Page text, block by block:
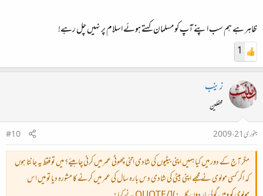
ظاہر ہے ہم سب اپنے آپ کو مسلمان کہتے ہوئے اسلام پر نہیں چل رہے!
1
زینب
محفلین
جنوری 21، 2009
#10
مگر آج کے دور میں کیا ہمیں اپنی بیٹیوں کی شادی اتنی چھوٹی عمر میں کرنی چاہیئے؟ میں تو فقط یہ جانتا ہوں
کہ اگر کسی مولوی نے مجھے اپنی بیٹی کی شادی دس بارہ سال کی عمر میں کرنے کا مشورہ دیا تو میں اس